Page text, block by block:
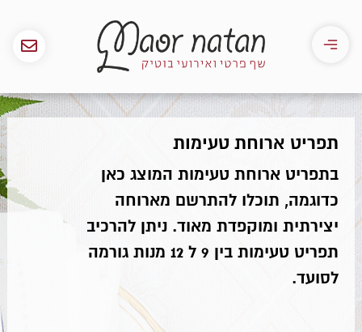
תפריט ארוחת טעימות
בתפריט ארוחת טעימות המוצג כאן
כדוגמה, תוכלו להתרשם מארוחה
יצירתיתומוקפדת מאוד. ניתן להרכיב
תפריט טעימות בין 9 ל 12 מנות גורמה
לסועד.